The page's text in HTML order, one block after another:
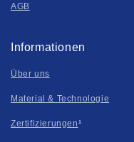
AGB
Informationen
Über uns
Material & Technologie
Zertifizierungen¹